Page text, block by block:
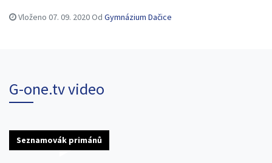
Vloženo 07. 09. 2020Od Gymnázium Dačice
G-one.tv video
Seznamovák primánů